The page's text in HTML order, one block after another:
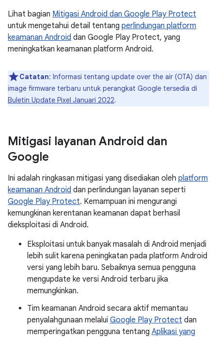
Lihat bagian Mitigasi Android dan Google Play Protect
untuk mengetahui detail tentang perlindungan platform
keamanan Android dan Google Play Protect, yang
meningkatkan keamanan platform Android.
Catatan: Informasi tentang update over the air (OTA) dan
image firmware terbaru untuk perangkat Google tersedia di
Buletin Update Pixel Januari 2022.
Mitigasi layanan Android dan
Google
Ini adalah ringkasan mitigasi yang disediakan oleh platform
keamanan Android dan perlindungan layanan seperti
Google Play Protect. Kemampuan ini mengurangi
kemungkinan kerentanan keamanan dapat berhasil
dieksploitasi di Android.
Eksploitasi untuk banyak masalah di Android menjadi
lebih sulit karena peningkatan pada platform Android
versi yang lebih baru. Sebaiknya semua pengguna
mengupdate ke versi Android terbaru jika
memungkinkan.
Tim keamanan Android secara aktif memantau
penyalahgunaan melalui Google Play Protect dan
memperingatkan pengguna tentang Aplikasi yang